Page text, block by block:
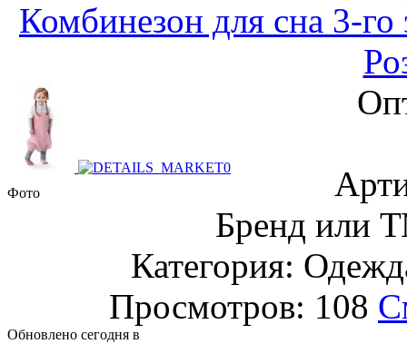
Комбинезон для сна 3-
Фото
Бренд или
Категория:
Просмотров: 108
Обновлено сегодня в